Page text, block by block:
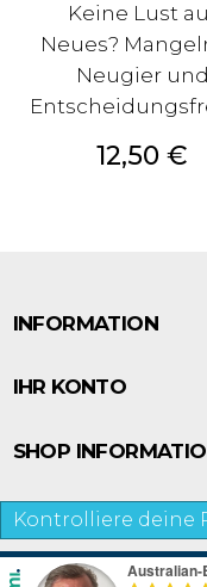
Keine Lust
Neues?
Neugier und
Preis
12,50 €
INFORMATION
IHR KONTO
SHOP
Kontrolliere deine